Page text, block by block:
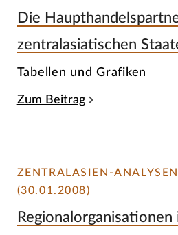
Die
zentralasiatischen
Tabellen und Grafiken
Zum Beitrag
ZENTRALASIEN-
(30.01.2008)
Regionalorganisationen